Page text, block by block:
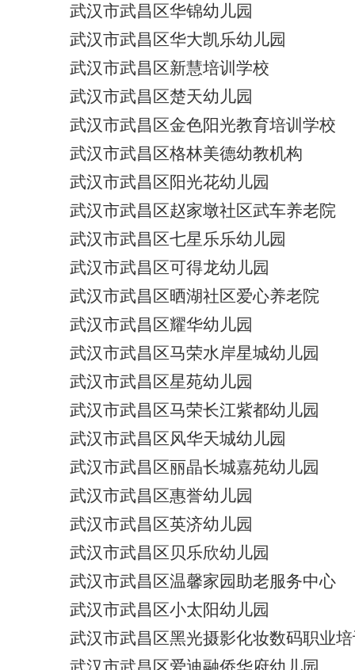
武汉市武昌区华锦幼儿园
武汉市武昌区华大凯乐幼儿园
武汉市武昌区新慧培训学校
武汉市武昌区楚天幼儿园
武汉市武昌区金色阳光教育培训学校
武汉市武昌区格林美德幼教机构
武汉市武昌区阳光花幼儿园
武汉市武昌区赵家墩社区武车养老院
武汉市武昌区七星乐乐幼儿园
武汉市武昌区可得龙幼儿园
武汉市武昌区晒湖社区爱心养老院
武汉市武昌区耀华幼儿园
武汉市武昌区马荣水岸星城幼儿园
武汉市武昌区星苑幼儿园
武汉市武昌区马荣长江紫都幼儿园
武汉市武昌区风华天城幼儿园
武汉市武昌区丽晶长城嘉苑幼儿园
武汉市武昌区惠誉幼儿园
武汉市武昌区英济幼儿园
武汉市武昌区贝乐欣幼儿园
武汉市武昌区温馨家园助老服务中心
武汉市武昌区小太阳幼儿园
武汉市武昌区黑光摄影化妆数码职业